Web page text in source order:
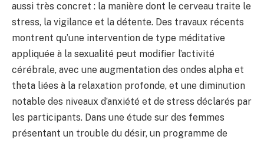
aussi très concret : la manière dont le cerveau traite le
stress, la vigilance et la détente. Des travaux récents
montrent qu’une intervention de type méditative
appliquée à la sexualité peut modifier l’activité
cérébrale, avec une augmentation des ondes alpha et
theta liées à la relaxation profonde, et une diminution
notable des niveaux d’anxiété et de stress déclarés par
les participants. Dans une étude sur des femmes
présentant un trouble du désir, un programme de